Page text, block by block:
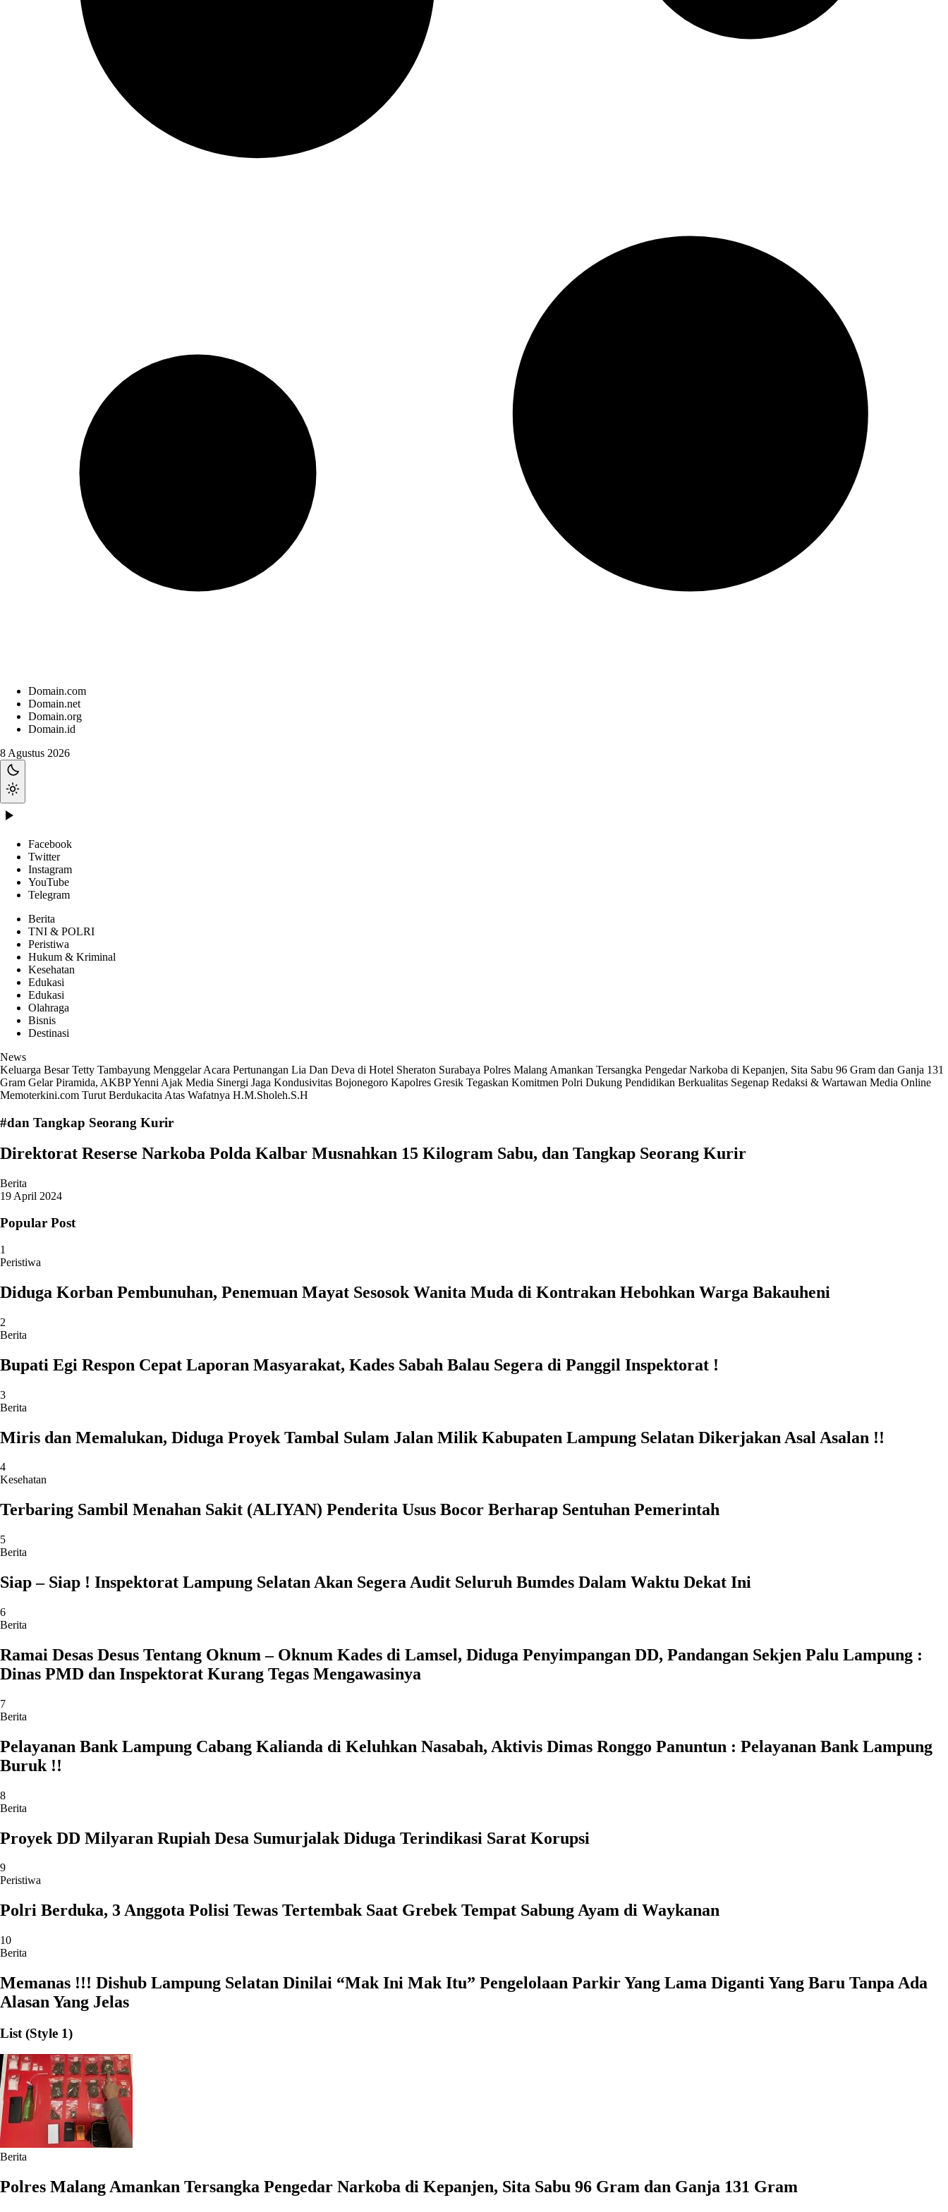
Domain.com
Domain.net
Domain.org
Domain.id
8 Agustus 2026
Facebook
Twitter
Instagram
YouTube
Telegram
Berita
TNI & POLRI
Peristiwa
Hukum & Kriminal
Kesehatan
Edukasi
Edukasi
Olahraga
Bisnis
Destinasi
News
Keluarga Besar Tetty Tambayung Menggelar Acara Pertunangan Lia Dan Deva di Hotel Sheraton Surabaya Polres Malang Amankan Tersangka Pengedar Narkoba di Kepanjen, Sita Sabu 96 Gram dan Ganja 131
Gram Gelar Piramida, AKBP Yenni Ajak Media Sinergi Jaga Kondusivitas Bojonegoro Kapolres Gresik Tegaskan Komitmen Polri Dukung Pendidikan Berkualitas Segenap Redaksi & Wartawan Media Online
Memoterkini.com Turut Berdukacita Atas Wafatnya H.M.Sholeh.S.H
#dan Tangkap Seorang Kurir
Direktorat Reserse Narkoba Polda Kalbar Musnahkan 15 Kilogram Sabu, dan Tangkap Seorang Kurir
Berita
19 April 2024
Popular Post
1
Peristiwa
Diduga Korban Pembunuhan, Penemuan Mayat Sesosok Wanita Muda di Kontrakan Hebohkan Warga Bakauheni
2
Berita
Bupati Egi Respon Cepat Laporan Masyarakat, Kades Sabah Balau Segera di Panggil Inspektorat !
3
Berita
Miris dan Memalukan, Diduga Proyek Tambal Sulam Jalan Milik Kabupaten Lampung Selatan Dikerjakan Asal Asalan !!
4
Kesehatan
Terbaring Sambil Menahan Sakit (ALIYAN) Penderita Usus Bocor Berharap Sentuhan Pemerintah
5
Berita
Siap – Siap ! Inspektorat Lampung Selatan Akan Segera Audit Seluruh Bumdes Dalam Waktu Dekat Ini
6
Berita
Ramai Desas Desus Tentang Oknum – Oknum Kades di Lamsel, Diduga Penyimpangan DD, Pandangan Sekjen Palu Lampung :
Dinas PMD dan Inspektorat Kurang Tegas Mengawasinya
7
Berita
Pelayanan Bank Lampung Cabang Kalianda di Keluhkan Nasabah, Aktivis Dimas Ronggo Panuntun : Pelayanan Bank Lampung
Buruk !!
8
Berita
Proyek DD Milyaran Rupiah Desa Sumurjalak Diduga Terindikasi Sarat Korupsi
9
Peristiwa
Polri Berduka, 3 Anggota Polisi Tewas Tertembak Saat Grebek Tempat Sabung Ayam di Waykanan
10
Berita
Memanas !!! Dishub Lampung Selatan Dinilai “Mak Ini Mak Itu” Pengelolaan Parkir Yang Lama Diganti Yang Baru Tanpa Ada
Alasan Yang Jelas
List (Style 1)
Berita
Polres Malang Amankan Tersangka Pengedar Narkoba di Kepanjen, Sita Sabu 96 Gram dan Ganja 131 Gram